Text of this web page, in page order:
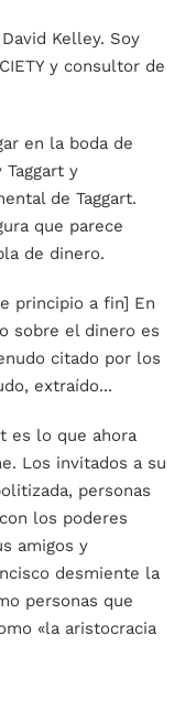
David Kelley. Soy
y consultor de
en la boda de
Taggart y
de Taggart.
que parece
de dinero.
principio a fin] En
sobre el dinero es
citado por los
extraído...
es lo que ahora
Los invitados a su
personas
los poderes
amigos y
desmiente la
personas que
«la aristocracia